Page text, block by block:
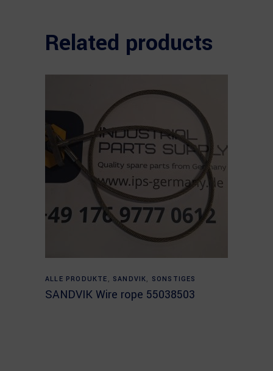
Related products
Read more
ALLE PRODUKTE , SANDVIK, SONSTIGES
SANDVIK Wire rope 55038503